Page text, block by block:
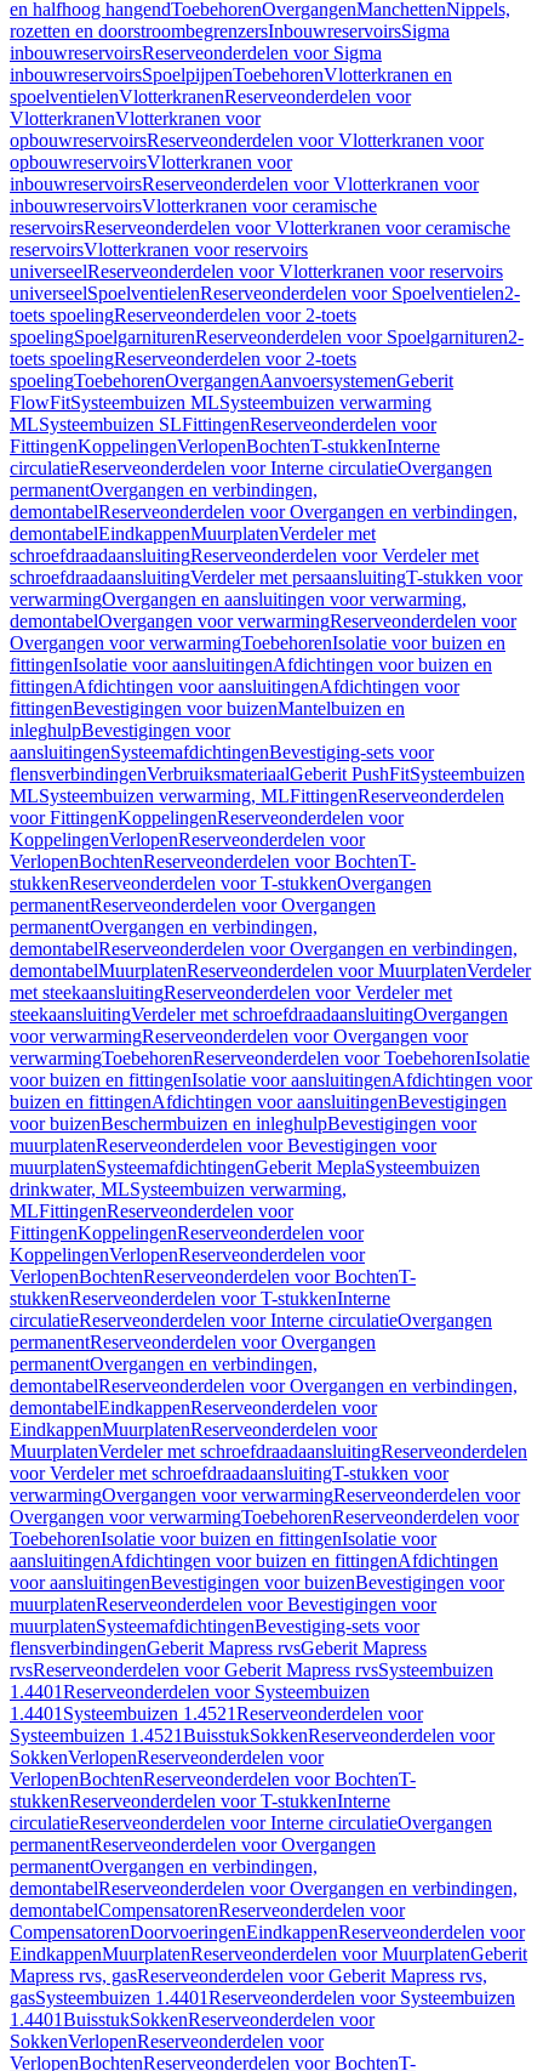
en halfhoog hangendToebehorenOvergangenManchettenNippels,
rozetten en doorstroombegrenzersInbouwreservoirsSigma
inbouwreservoirsReserveonderdelen voor Sigma
inbouwreservoirsSpoelpijpenToebehorenVlotterkranen en
spoelventielenVlotterkranenReserveonderdelen voor
VlotterkranenVlotterkranen voor
opbouwreservoirsReserveonderdelen voor Vlotterkranen voor
opbouwreservoirsVlotterkranen voor
inbouwreservoirsReserveonderdelen voor Vlotterkranen voor
inbouwreservoirsVlotterkranen voor ceramische
reservoirsReserveonderdelen voor Vlotterkranen voor ceramische
reservoirsVlotterkranen voor reservoirs
universeelReserveonderdelen voor Vlotterkranen voor reservoirs
universeelSpoelventielenReserveonderdelen voor Spoelventielen2-
toets spoelingReserveonderdelen voor 2-toets
spoelingSpoelgarniturenReserveonderdelen voor Spoelgarnituren2-
toets spoelingReserveonderdelen voor 2-toets
spoelingToebehorenOvergangenAanvoersystemenGeberit
FlowFitSysteembuizen MLSysteembuizen verwarming
MLSysteembuizen SLFittingenReserveonderdelen voor
FittingenKoppelingenVerlopenBochtenT-stukkenInterne
circulatieReserveonderdelen voor Interne circulatieOvergangen
permanentOvergangen en verbindingen,
demontabelReserveonderdelen voor Overgangen en verbindingen,
demontabelEindkappenMuurplatenVerdeler met
schroefdraadaansluitingReserveonderdelen voor Verdeler met
schroefdraadaansluitingVerdeler met persaansluitingT-stukken voor
verwarmingOvergangen en aansluitingen voor verwarming,
demontabelOvergangen voor verwarmingReserveonderdelen voor
Overgangen voor verwarmingToebehorenIsolatie voor buizen en
fittingenIsolatie voor aansluitingenAfdichtingen voor buizen en
fittingenAfdichtingen voor aansluitingenAfdichtingen voor
fittingenBevestigingen voor buizenMantelbuizen en
inleghulpBevestigingen voor
aansluitingenSysteemafdichtingenBevestiging-sets voor
flensverbindingenVerbruiksmateriaalGeberit PushFitSysteembuizen
MLSysteembuizen verwarming, MLFittingenReserveonderdelen
voor FittingenKoppelingenReserveonderdelen voor
KoppelingenVerlopenReserveonderdelen voor
VerlopenBochtenReserveonderdelen voor BochtenT-
stukkenReserveonderdelen voor T-stukkenOvergangen
permanentReserveonderdelen voor Overgangen
permanentOvergangen en verbindingen,
demontabelReserveonderdelen voor Overgangen en verbindingen,
demontabelMuurplatenReserveonderdelen voor MuurplatenVerdeler
met steekaansluitingReserveonderdelen voor Verdeler met
steekaansluitingVerdeler met schroefdraadaansluitingOvergangen
voor verwarmingReserveonderdelen voor Overgangen voor
verwarmingToebehorenReserveonderdelen voor ToebehorenIsolatie
voor buizen en fittingenIsolatie voor aansluitingenAfdichtingen voor
buizen en fittingenAfdichtingen voor aansluitingenBevestigingen
voor buizenBeschermbuizen en inleghulpBevestigingen voor
muurplatenReserveonderdelen voor Bevestigingen voor
muurplatenSysteemafdichtingenGeberit MeplaSysteembuizen
drinkwater, MLSysteembuizen verwarming,
MLFittingenReserveonderdelen voor
FittingenKoppelingenReserveonderdelen voor
KoppelingenVerlopenReserveonderdelen voor
VerlopenBochtenReserveonderdelen voor BochtenT-
stukkenReserveonderdelen voor T-stukkenInterne
circulatieReserveonderdelen voor Interne circulatieOvergangen
permanentReserveonderdelen voor Overgangen
permanentOvergangen en verbindingen,
demontabelReserveonderdelen voor Overgangen en verbindingen,
demontabelEindkappenReserveonderdelen voor
EindkappenMuurplatenReserveonderdelen voor
MuurplatenVerdeler met schroefdraadaansluitingReserveonderdelen
voor Verdeler met schroefdraadaansluitingT-stukken voor
verwarmingOvergangen voor verwarmingReserveonderdelen voor
Overgangen voor verwarmingToebehorenReserveonderdelen voor
ToebehorenIsolatie voor buizen en fittingenIsolatie voor
aansluitingenAfdichtingen voor buizen en fittingenAfdichtingen
voor aansluitingenBevestigingen voor buizenBevestigingen voor
muurplatenReserveonderdelen voor Bevestigingen voor
muurplatenSysteemafdichtingenBevestiging-sets voor
flensverbindingenGeberit Mapress rvsGeberit Mapress
rvsReserveonderdelen voor Geberit Mapress rvsSysteembuizen
1.4401Reserveonderdelen voor Systeembuizen
1.4401 Systeembuizen 1.4521Reserveonderdelen voor
Systeembuizen 1.4521BuisstukSokkenReserveonderdelen voor
SokkenVerlopenReserveonderdelen voor
VerlopenBochtenReserveonderdelen voor BochtenT-
stukkenReserveonderdelen voor T-stukkenInterne
circulatieReserveonderdelen voor Interne circulatieOvergangen
permanentReserveonderdelen voor Overgangen
permanentOvergangen en verbindingen,
demontabelReserveonderdelen voor Overgangen en verbindingen,
demontabelCompensatorenReserveonderdelen voor
CompensatorenDoorvoeringenEindkappenReserveonderdelen voor
EindkappenMuurplatenReserveonderdelen voor MuurplatenGeberit
Mapress rvs, gasReserveonderdelen voor Geberit Mapress rvs,
gasSysteembuizen 1.4401Reserveonderdelen voor Systeembuizen
1.4401BuisstukSokkenReserveonderdelen voor
SokkenVerlopenReserveonderdelen voor
VerlopenBochtenReserveonderdelen voor BochtenT-